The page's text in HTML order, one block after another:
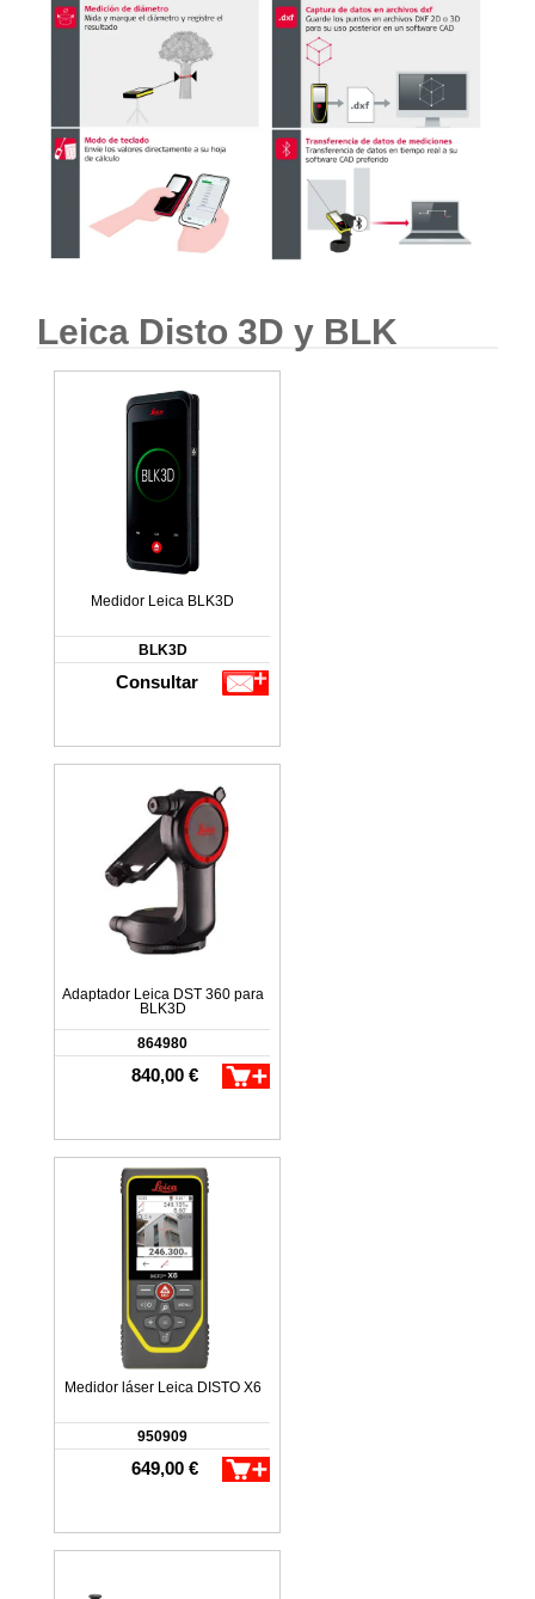
Leica Disto 3D y BLK
Medidor Leica BLK3D
BLK3D
Consultar
Adaptador Leica DST 360 para
BLK3D
864980
840,00 €
Medidor láser Leica DISTO X6
950909
649,00 €